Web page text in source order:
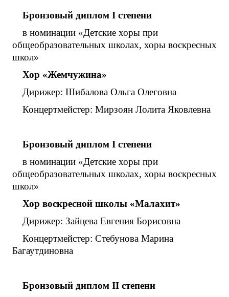
Бронзовый диплом I степени
в номинации «Детские хоры при
общеобразовательных школах, хоры воскресных
школ»
Хор «Жемчужина»
Дирижер: Шибалова Ольга Олеговна
Концертмейстер: Мирзоян Лолита Яковлевна
Бронзовый диплом I степени
в номинации «Детские хоры при
общеобразовательных школах, хоры воскресных
школ»
Хор воскресной школы «Малахит»
Дирижер: Зайцева Евгения Борисовна
Концертмейстер: Стебунова Марина
Багаутдиновна
Бронзовый диплом II степени